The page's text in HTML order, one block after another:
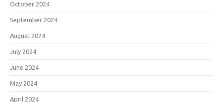
October 2024
September 2024
August 2024
July 2024
June 2024
May 2024
April 2024